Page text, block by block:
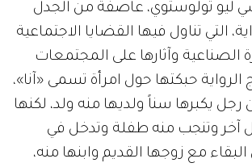
ليو تولوستوي، عاصفة من الجدل
التي تناول فيها القضايا الاجتماعية
الصناعية وآثارها على المجتمعات
الرواية حبكتها حول امرأة تسمى «آنا»،
يكبرها سناً ولديها منه ولد، لكنها
آخر وتنجب منه طفلة وتدخل في
مع زوجها القديم وابنها منه،